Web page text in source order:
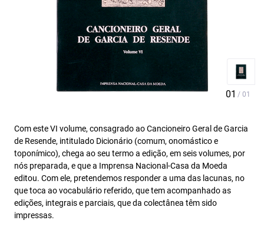
Com este VI volume, consagrado ao Cancioneiro Geral de Garcia
de Resende, intitulado Dicionário (comum, onomástico e
toponímico), chega ao seu termo a edição, em seis volumes, por
nós preparada, e que a Imprensa Nacional-Casa da Moeda
editou. Com ele, pretendemos responder a uma das lacunas, no
que toca ao vocabulário referido, que tem acompanhado as
edições, integrais e parciais, que da colectânea têm sido
impressas.